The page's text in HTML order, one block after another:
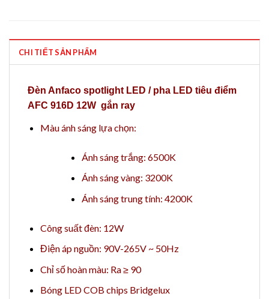
CHI TIẾT SẢN PHẨM
Đèn Anfaco spotlight LED / pha LED tiêu điểm
AFC 916D 12W gắn ray
Màu ánh sáng lựa chọn:
Ánh sáng trắng: 6500K
Ánh sáng vàng: 3200K
Ánh sáng trung tính: 4200K
Công suất đèn: 12W
Điện áp nguồn: 90V-265V ~ 50Hz
Chỉ số hoàn màu: Ra ≥ 90
Bóng LED COB chips Bridgelux